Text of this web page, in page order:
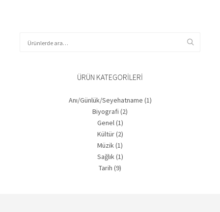
ÜRÜN KATEGORILERI
Anı/Günlük/Seyehatname (1)
Biyografi (2)
Genel(1)
Kültür(2)
Müzik(1)
Sağlık(1)
Tarih (9)